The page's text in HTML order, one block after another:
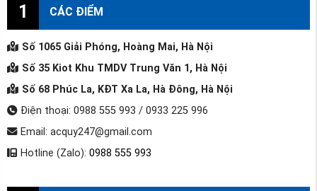
1 CÁC ĐIỂM
Số 1065 Giải Phóng, Hoàng Mai, Hà Nội
Số 35 Kiot Khu TMDV Trung Văn 1, Hà Nội
Số 68 Phúc La, KĐT Xa La, Hà Đông, Hà Nội
Điện thoại: 0988 555 993 / 0933 225 996
Email: acquy247@gmail.com
Hotline (Zalo): 0988 555 993